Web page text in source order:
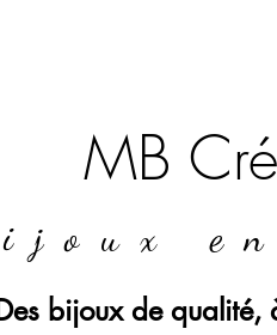
MB
bijoux de qualité,